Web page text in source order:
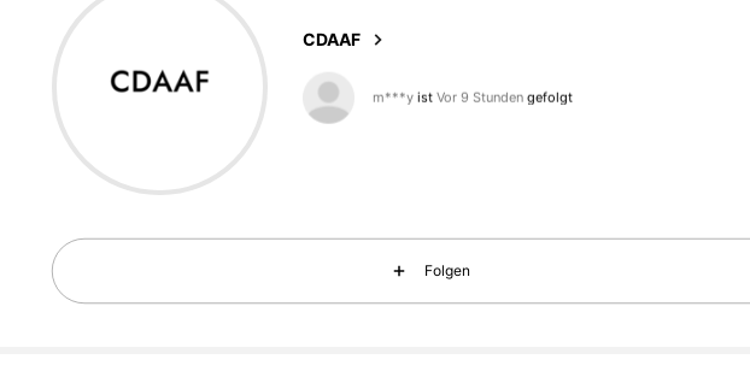
CDAAF
p***6ist am Durchsuchen
Folgen